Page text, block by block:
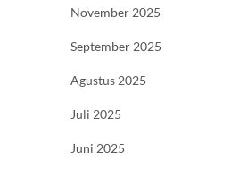
November 2025
September 2025
Agustus 2025
Juli 2025
Juni 2025